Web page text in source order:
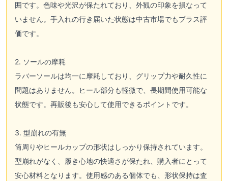
囲です。色味や光沢が保たれており、外観の印象を損なって
いません。手入れの行き届いた状態は中古市場でもプラス評
価です。
2. ソールの摩耗
ラバーソールは均一に摩耗しており、グリップ力や耐久性に
問題はありません。ヒール部分も軽微で、長期間使用可能な
状態です。再販後も安心して使用できるポイントです。
3. 型崩れの有無
筒周りやヒールカップの形状はしっかり保持されています。
型崩れがなく、履き心地の快適さが保たれ、購入者にとって
安心材料となります。使用感のある個体でも、形状保持は査